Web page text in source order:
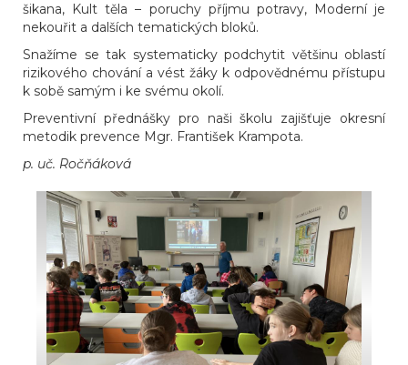
šikana, Kult těla – poruchy příjmu potravy, Moderní je
nekouřit a dalších tematických bloků.
Snažíme se tak systematicky podchytit většinu oblastí
rizikového chování a vést žáky k odpovědnému přístupu
k sobě samým i ke svému okolí.
Preventivní přednášky pro naši školu zajišťuje okresní
metodik prevence Mgr. František Krampota.
p. uč. Ročňáková